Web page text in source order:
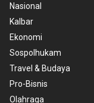
Nasional
Kalbar
Ekonomi
Sospolhukam
Travel & Budaya
Pro-Bisnis
Olahraga